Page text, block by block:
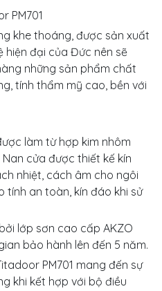
PM701
khe thoáng, được sản xuất
đại của Đức nên sẽ
những sản phẩm chất
tính thẩm mỹ cao, bền với
làm từ hợp kim nhôm
cửa được thiết kế kín
nhiệt, cách âm cho ngôi
tính an toàn, kín đáo khi sử
lớp sơn cao cấp AKZO
bảo hành lên đến 5 năm.
PM701 mang đến sự
khi kết hợp với bộ điều